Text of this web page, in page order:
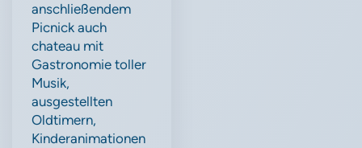
anschließendem
Picnick auch
chateau mit
Gastronomie toller
Musik,
ausgestellten
Oldtimern,
Kinderanimationen